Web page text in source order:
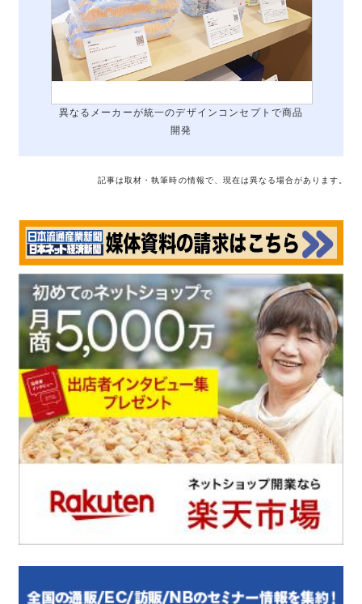
異なるメーカーが統一のデザインコンセプトで商品
開発
記事は取材・執筆時の情報で、現在は異なる場合があります。